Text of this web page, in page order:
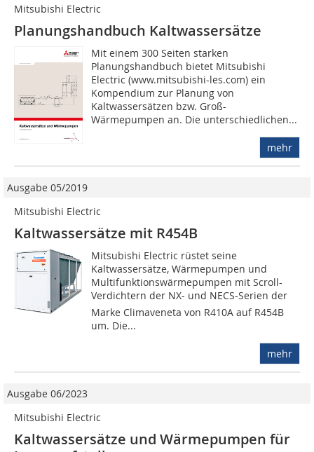
Mitsubishi Electric
Planungshandbuch Kaltwassersätze
Mit einem 300 Seiten starken
Planungshandbuch bietet Mitsubishi
Electric (www.mitsubishi-les.com) ein
Kompendium zur Planung von
Kaltwassersätzen bzw. Groß-
Wärmepumpen an. Die unterschiedlichen...
mehr
Ausgabe 05/2019
Mitsubishi Electric
Kaltwassersätze mit R454B
Mitsubishi Electric rüstet seine
Kaltwassersätze, Wärmepumpen und
Multifunktionswärmepumpen mit Scroll-
Verdichtern der NX- und NECS-Serien der
Marke Climaveneta von R410A auf R454B
um. Die...
mehr
Ausgabe 06/2023
Mitsubishi Electric
Kaltwassersätze und Wärmepumpen für